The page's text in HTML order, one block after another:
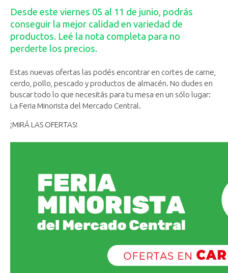
Desde este viernes 05 al 11 de junio, podrás
conseguir la mejor calidad en variedad de
productos. Leé la nota completa para no
perderte los precios.
Estas nuevas ofertas las podés encontrar en cortes de carne,
cerdo, pollo, pescado y productos de almacén. No dudes en
buscar todo lo que necesitás para tu mesa en un sólo lugar:
La Feria Minorista del Mercado Central.
¡MIRÁ LAS OFERTAS!